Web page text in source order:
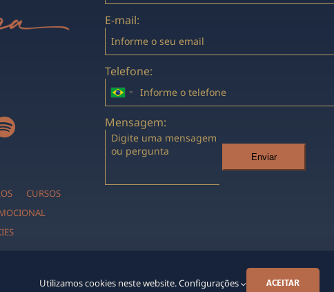
CURSOS
E-mail:
Telefone:
Mensagem:
Enviar
Utilizamos cookies neste website.Configurações ACEITAR